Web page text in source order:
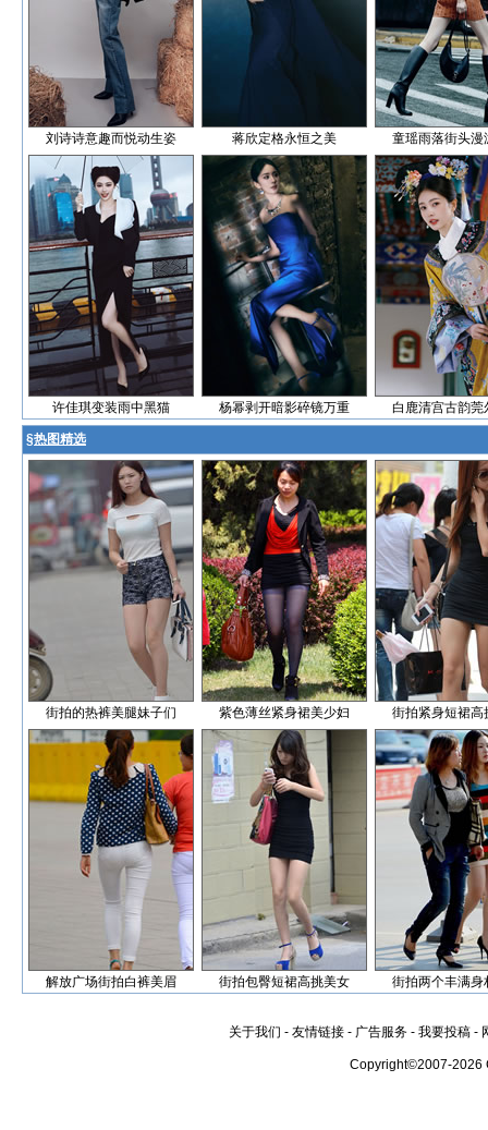
刘诗诗意趣而悦动生姿 蒋欣定格永恒之美 童瑶雨落街头漫
许佳琪变装雨中黑猫 杨幂剥开暗影碎镜万重 白鹿清宫古韵莞
§热图精选
街拍的热裤美腿妹子们 紫色薄丝紧身裙美少妇 街拍紧身短裙高
解放广场街拍白裤美眉 街拍包臀短裙高挑美女 街拍两个丰满身
关于我们 - 友情链接 - 广告服务 - 我要投稿 -
Copyright©2007-2026